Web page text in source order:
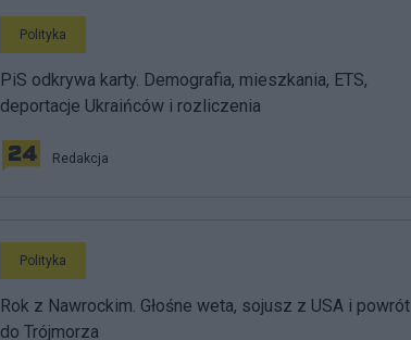
Polityka
PiS odkrywa karty. Demografia, mieszkania, ETS,
deportacje Ukraińców i rozliczenia
Redakcja
Polityka
Rok z Nawrockim. Głośne weta, sojusz z USA i powrót
do Trójmorza